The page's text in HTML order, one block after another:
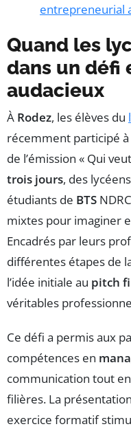
entrepreneurial
Quand les
dans un défi
audacieux
À Rodez, les élèves du
récemment participé
de l’émission « Qui
trois jours, des
étudiants de BTS
mixtes pour imaginer
Encadrés par leurs
différentes étapes de
l’idée initiale au pitch
véritables
Ce défi a permis aux
compétences en
communication tout
filières. La
exercice formatif